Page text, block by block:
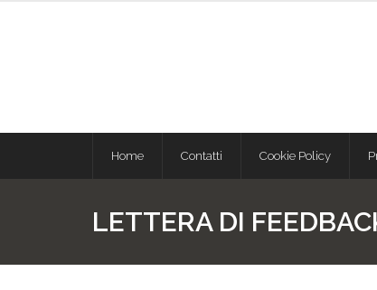
Home Contatti Cookie Policy
LETTERA DI